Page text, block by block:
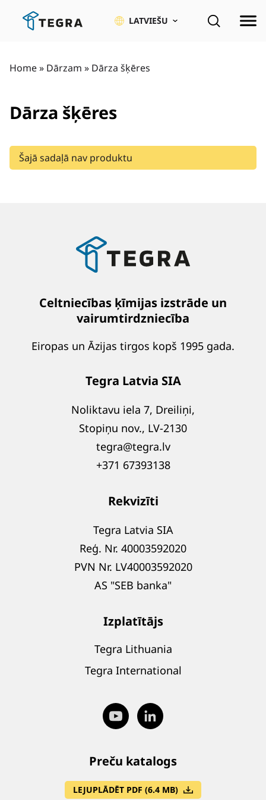
LATVIEŠU
Home» Dārzam » Dārza šķēres
Dārza šķēres
Šajā sadaļā nav produktu
Celtniecības ķīmijas izstrāde un
vairumtirdzniecība
Eiropas un Āzijas tirgos kopš 1995 gada.
Tegra Latvia SIA
Noliktavu iela 7, Dreiliņi,
Stopiņu nov., LV-2130
tegra@tegra.lv
+371 67393138
Rekvizīti
Tegra Latvia SIA
Reģ. Nr. 40003592020
PVN Nr. LV40003592020
AS "SEB banka"
Izplatītājs
Tegra Lithuania
Tegra International
Preču katalogs
LEJUPLĀDĒT PDF (6.4 MB)